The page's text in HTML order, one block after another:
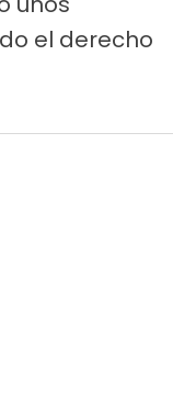
el derecho